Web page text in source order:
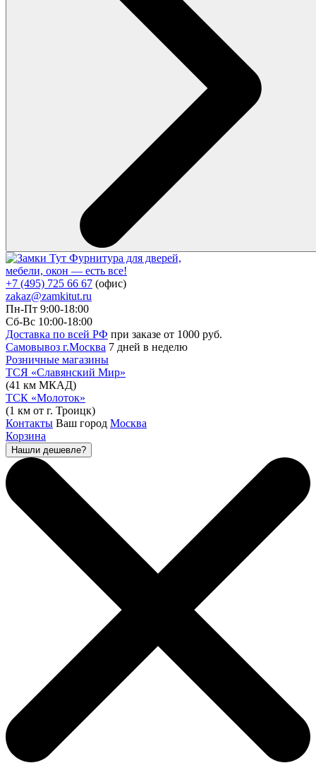
Фурнитура для дверей,
мебели, окон — есть все!
+7 (495) 725 66 67 (офис)
zakaz@zamkitut.ru
Пн-Пт 9:00-18:00
Сб-Вс 10:00-18:00
Доставка по всей РФ при заказе от 1000 руб.
Самовывоз г.Москва 7 дней в неделю
Розничные магазины
ТСЯ «Славянский Мир»
(41 км МКАД)
ТСК «Молоток»
(1 км от г. Троицк)
Контакты Ваш город Москва
Корзина
Нашли дешевле?